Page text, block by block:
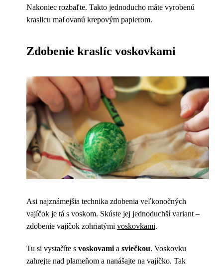
Nakoniec rozbaľte. Takto jednoducho máte vyrobenú
kraslicu maľovanú krepovým papierom.
Zdobenie kraslíc voskovkami
Asi najznámejšia technika zdobenia veľkonočných
vajíčok je tá s voskom. Skúste jej jednoduchší variant –
zdobenie vajíčok zohriatými voskovkami.
Tu si vystačíte s voskovami a sviečkou. Voskovku
zahrejte nad plameňom a nanášajte na vajíčko. Tak